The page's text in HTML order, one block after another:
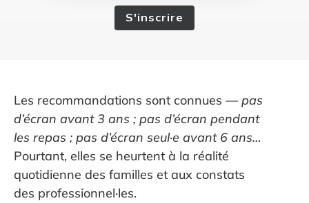
S'inscrire
Les recommandations sont connues —pas
d’écran avant 3 ans ; pas d’écran pendant
les repas ; pas d’écran seul·e avant 6 ans…
Pourtant, elles se heurtent à la réalité
quotidienne des familles et aux constats
des professionnel·les.